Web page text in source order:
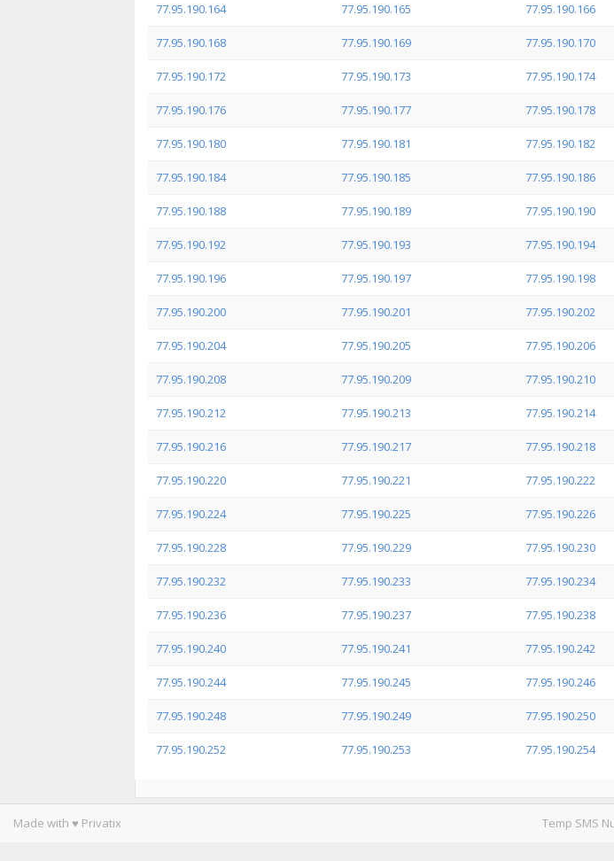
77.95.190.164 77.95.190.165 77.95.190.166
77.95.190.168 77.95.190.169 77.95.190.170
77.95.190.172 77.95.190.173 77.95.190.174
77.95.190.176 77.95.190.177 77.95.190.178
77.95.190.180 77.95.190.181 77.95.190.182
77.95.190.184 77.95.190.185 77.95.190.186
77.95.190.188 77.95.190.189 77.95.190.190
77.95.190.192 77.95.190.193 77.95.190.194
77.95.190.196 77.95.190.197 77.95.190.198
77.95.190.200 77.95.190.201 77.95.190.202
77.95.190.204 77.95.190.205 77.95.190.206
77.95.190.208 77.95.190.209 77.95.190.210
77.95.190.212 77.95.190.213 77.95.190.214
77.95.190.216 77.95.190.217 77.95.190.218
77.95.190.220 77.95.190.221 77.95.190.222
77.95.190.224 77.95.190.225 77.95.190.226
77.95.190.228 77.95.190.229 77.95.190.230
77.95.190.232 77.95.190.233 77.95.190.234
77.95.190.236 77.95.190.237 77.95.190.238
77.95.190.240 77.95.190.241 77.95.190.242
77.95.190.244 77.95.190.245 77.95.190.246
77.95.190.248 77.95.190.249 77.95.190.250
77.95.190.252 77.95.190.253 77.95.190.254
Made with ♥ Privatix Temp SMS